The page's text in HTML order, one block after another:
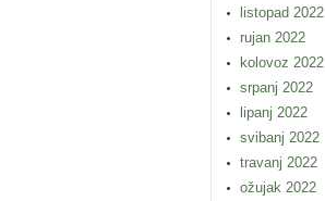
listopad 2022
rujan 2022
kolovoz 2022
srpanj 2022
lipanj 2022
svibanj 2022
travanj 2022
ožujak 2022